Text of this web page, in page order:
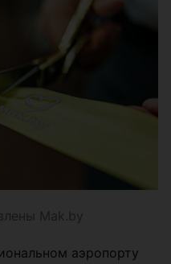
Mak.by
аэропорту